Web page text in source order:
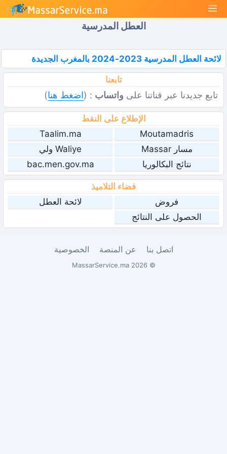
انتقل
إلى
القائمة
العطل المدرسية
لائحة العطل المدرسية 2023-2024 بالمغرب الجديدة
تابعنا
تابع جديدنا عبر قناتنا على واتساب : (اضغط هنا)
الإطلاع على النقط
Moutamadris
Taalim.ma
مسار Massar
Waliye ولي
نتائج البكالوريا
bac.men.gov.ma
فضاء التلاميذ
فروض
لائحة العطل
الحصول على النتائج
اتصل بنا عن المنصة الخصوصية
© 2026 MassarService.ma